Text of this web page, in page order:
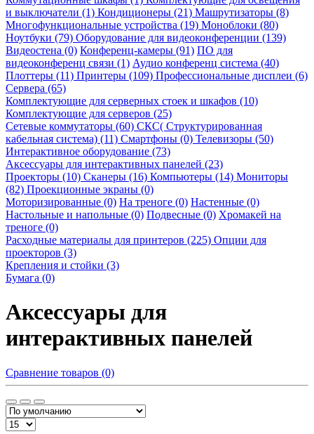
и выключатели (1) Кондиционеры (21) Машрутизаторы (8)
Многофункциональные устройства (19) Моноблоки (80)
Ноутбуки (79) Оборудование для видеоконференции (139)
Видеостена (0) Конференц-камеры (91) ПО для
видеоконференц связи (1) Аудио конференц система (40)
Плоттеры (11) Принтеры (109) Профессиональные дисплеи (6)
Сервера (65)
Комплектующие для серверных стоек и шкафов (10)
Комплектующие для серверов (25)
Сетевые коммутаторы (60) СКС( Структурированная
кабельная система) (11) Смартфоны (0) Телевизоры (50)
Интерактивное оборудование (73)
Аксессуары для интерактивных панелей (23)
Проекторы (10) Сканеры (16) Компьютеры (14) Мониторы
(82) Проекционные экраны (0)
Моторизированные (0) На треноге (0) Настенные (0)
Настольные и напольные (0) Подвесные (0) Хромакей на
треноге (0)
Расходные материалы для принтеров (225) Опции для
проекторов (3)
Крепления и стойки (3)
Бумага (0)
Аксессуары для
интерактивных панелей
Сравнение товаров (0)